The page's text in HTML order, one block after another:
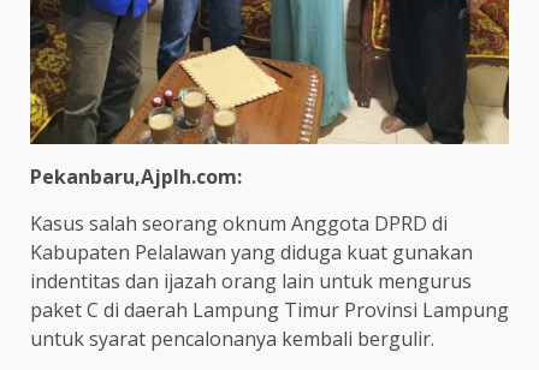
Pekanbaru,Ajplh.com:
Kasus salah seorang oknum Anggota DPRD di
Kabupaten Pelalawan yang diduga kuat gunakan
indentitas dan ijazah orang lain untuk mengurus
paket C di daerah Lampung Timur Provinsi Lampung
untuk syarat pencalonanya kembali bergulir.